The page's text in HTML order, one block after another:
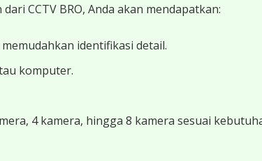
CCTV BRO, Anda akan mendapatkan:
identifikasi detail.
komputer.
4 kamera, hingga 8 kamera sesuai